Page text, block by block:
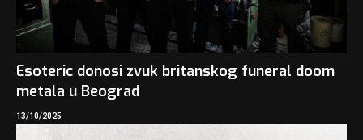
Esoteric donosi zvuk britanskog funeral doom
metala u Beograd
13/10/2025